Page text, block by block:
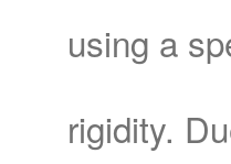
using a
rigidity.